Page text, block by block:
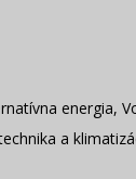
energia,
a